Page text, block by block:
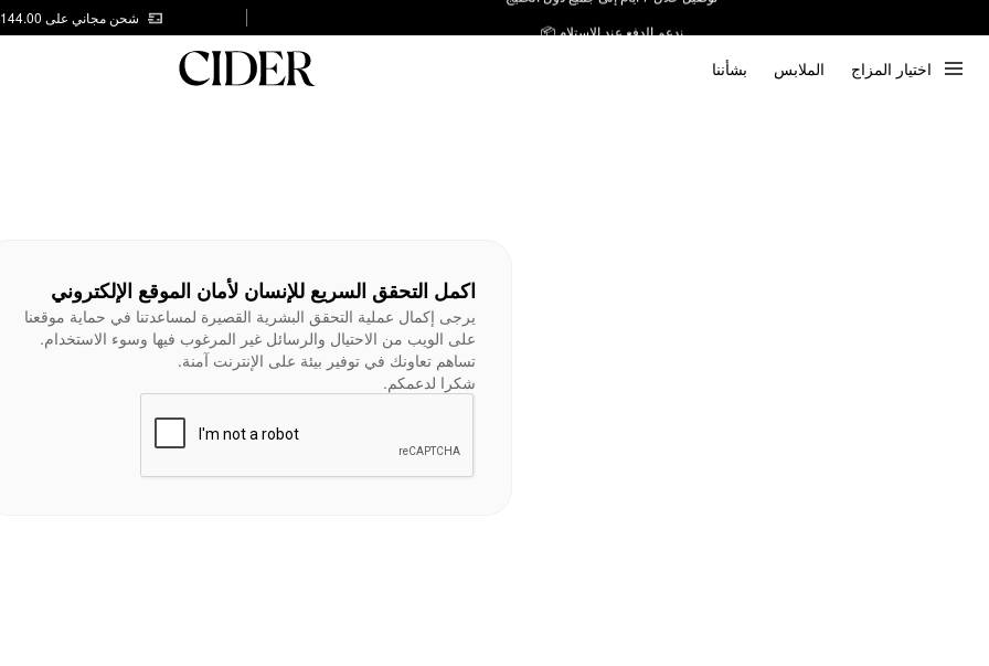
شحن مجاني على AED 144.00
اختيار المزاج الملابس بشأننا
اكمل التحقق السريع للإنسان لأمان الموقع الإلكتروني
يرجى إكمال عملية التحقق البشرية القصيرة لمساعدتنا في حماية موقعنا
على الويب من الاحتيال والرسائل غير المرغوب فيها وسوء الاستخدام.
تساهم تعاونك في توفير بيئة على الإنترنت آمنة.
شكرا لدعمكم.